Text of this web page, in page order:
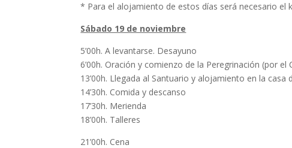
* Para el alojamiento de estos días será necesario
Sábado 19 de noviembre
5’00h. A levantarse. Desayuno
6’00h. Oración y comienzo de la Peregrinación (por el
13’00h. Llegada al Santuario y alojamiento en la
14’30h. Comida y descanso
17’30h. Merienda
18’00h. Talleres
21’00h. Cena